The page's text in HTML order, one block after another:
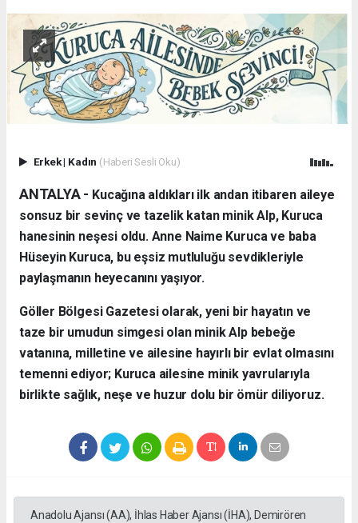
Erkek| Kadın (Haberi Sesli Oku)
ANTALYA - ​ Kucağına aldıkları ilk andan itibaren aileye
sonsuz bir sevinç ve tazelik katan minik Alp, Kuruca
hanesinin neşesi oldu. Anne Naime Kuruca ve baba
Hüseyin Kuruca, bu eşsiz mutluluğu sevdikleriyle
paylaşmanın heyecanını yaşıyor.
​Göller Bölgesi Gazetesi olarak, yeni bir hayatın ve
taze bir umudun simgesi olan minik Alp bebeğe
vatanına, milletine ve ailesine hayırlı bir evlat olmasını
temenni ediyor; Kuruca ailesine minik yavrularıyla
birlikte sağlık, neşe ve huzur dolu bir ömür diliyoruz.
Anadolu Ajansı (AA), İhlas Haber Ajansı (İHA), Demirören